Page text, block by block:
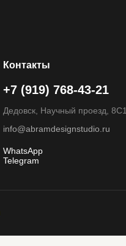
Контакты
+7 (919) 768-43-21
Дедовск, Научный проезд, 8С1
info@abramdesignstudio.ru
WhatsApp
Telegram